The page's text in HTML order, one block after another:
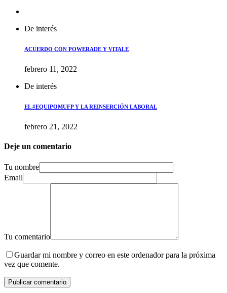
De interés
ACUERDO CON POWERADE Y VITALE
febrero 11, 2022
De interés
EL #EQUIPOMUFP Y LA REINSERCIÓN LABORAL
febrero 21, 2022
Deje un comentario
Tu nombre
Email
Tu comentario
Guardar mi nombre y correo en este ordenador para la próxima
vez que comente.